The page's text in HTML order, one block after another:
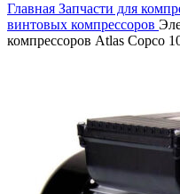
Главная Запчасти для
винтовых компрессоров
компрессоров Atlas Copco